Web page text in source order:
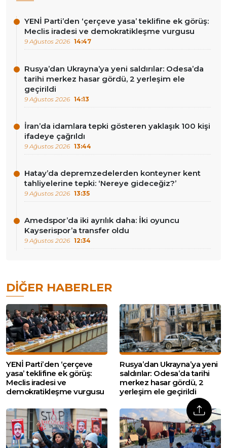
YENİ Parti’den ‘çerçeve yasa’ teklifine ek görüş:
Meclis iradesi ve demokratikleşme vurgusu
9 Ağustos 2026 14:47
Rusya’dan Ukrayna’ya yeni saldırılar: Odesa’da
tarihi merkez hasar gördü, 2 yerleşim ele
geçirildi
9 Ağustos 2026 14:13
İran’da idamlara tepki gösteren yaklaşık 100 kişi
ifadeye çağrıldı
9 Ağustos 2026 13:44
Hatay’da depremzedelerden konteyner kent
tahliyelerine tepki: ‘Nereye gideceğiz?’
9 Ağustos 2026 13:35
Amedspor’da iki ayrılık daha: İki oyuncu
Kayserispor’a transfer oldu
9 Ağustos 2026 12:34
DIĞER HABERLER
YENİ Parti’den ‘çerçeve
yasa’ teklifine ek görüş:
Meclis iradesi ve
demokratikleşme vurgusu
Rusya’dan Ukrayna’ya yeni
saldırılar: Odesa’da tarihi
merkez hasar gördü, 2
yerleşim ele geçirildi